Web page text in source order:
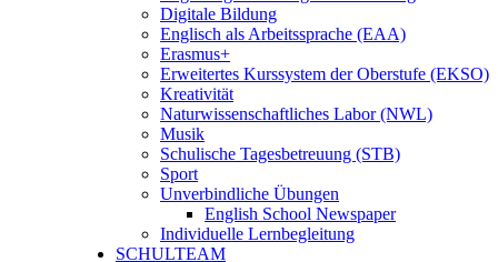
Digitale Bildung
Englisch als Arbeitssprache (EAA)
Erasmus+
Erweitertes Kurssystem der Oberstufe (EKSO)
Kreativität
Naturwissenschaftliches Labor (NWL)
Musik
Schulische Tagesbetreuung (STB)
Sport
Unverbindliche Übungen
English School Newspaper
Individuelle Lernbegleitung
SCHULTEAM